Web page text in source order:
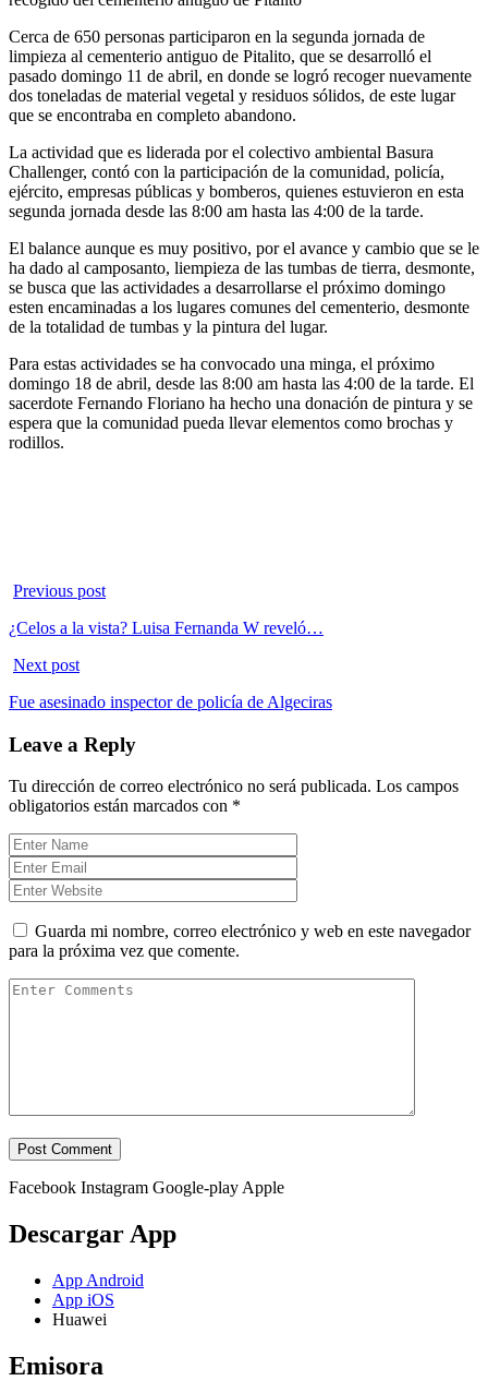
Cerca de 650 personas participaron en la segunda jornada de
limpieza al cementerio antiguo de Pitalito, que se desarrolló el
pasado domingo 11 de abril, en donde se logró recoger nuevamente
dos toneladas de material vegetal y residuos sólidos, de este lugar
que se encontraba en completo abandono.
La actividad que es liderada por el colectivo ambiental Basura
Challenger, contó con la participación de la comunidad, policía,
ejército, empresas públicas y bomberos, quienes estuvieron en esta
segunda jornada desde las 8:00 am hasta las 4:00 de la tarde.
El balance aunque es muy positivo, por el avance y cambio que se le
ha dado al camposanto, liempieza de las tumbas de tierra, desmonte,
se busca que las actividades a desarrollarse el próximo domingo
esten encaminadas a los lugares comunes del cementerio, desmonte
de la totalidad de tumbas y la pintura del lugar.
Para estas actividades se ha convocado una minga, el próximo
domingo 18 de abril, desde las 8:00 am hasta las 4:00 de la tarde. El
sacerdote Fernando Floriano ha hecho una donación de pintura y se
espera que la comunidad pueda llevar elementos como brochas y
rodillos.
Previous post
¿Celos a la vista? Luisa Fernanda W reveló…
Next post
Fue asesinado inspector de policía de Algeciras
Leave a Reply
Tu dirección de correo electrónico no será publicada. Los campos
obligatorios están marcados con *
Guarda mi nombre, correo electrónico y web en este navegador
para la próxima vez que comente.
Facebook Instagram Google-play Apple
Descargar App
App Android
App iOS
Huawei
Emisora